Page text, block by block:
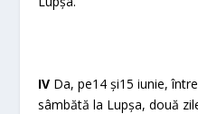
IV Da, pe14 și15 iunie,
sâmbătă la Lupșa, două